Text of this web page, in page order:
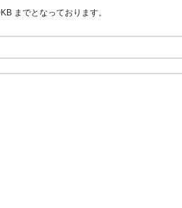
までとなっております。